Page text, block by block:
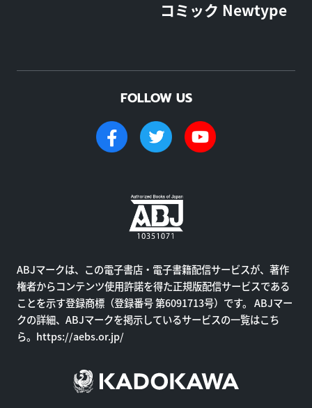
コミック Newtype
FOLLOW US
ABJマークは、この電子書店・電子書籍配信サービスが、著作
権者からコンテンツ使用許諾を得た正規版配信サービスである
ことを示す登録商標（登録番号 第6091713号）です。 ABJマー
クの詳細、ABJマークを掲示しているサービスの一覧はこち
ら。 https://aebs.or.jp/